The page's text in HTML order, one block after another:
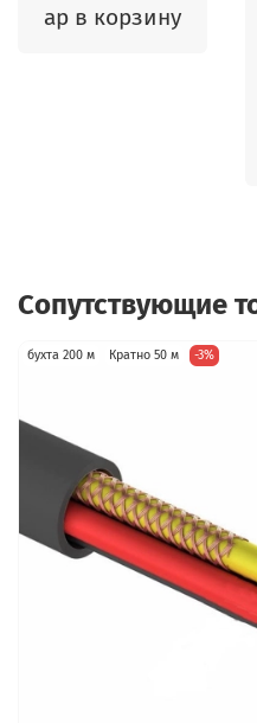
ар в корзину
Сопутствующие
бухта 200 м Кратно 50 м -3%